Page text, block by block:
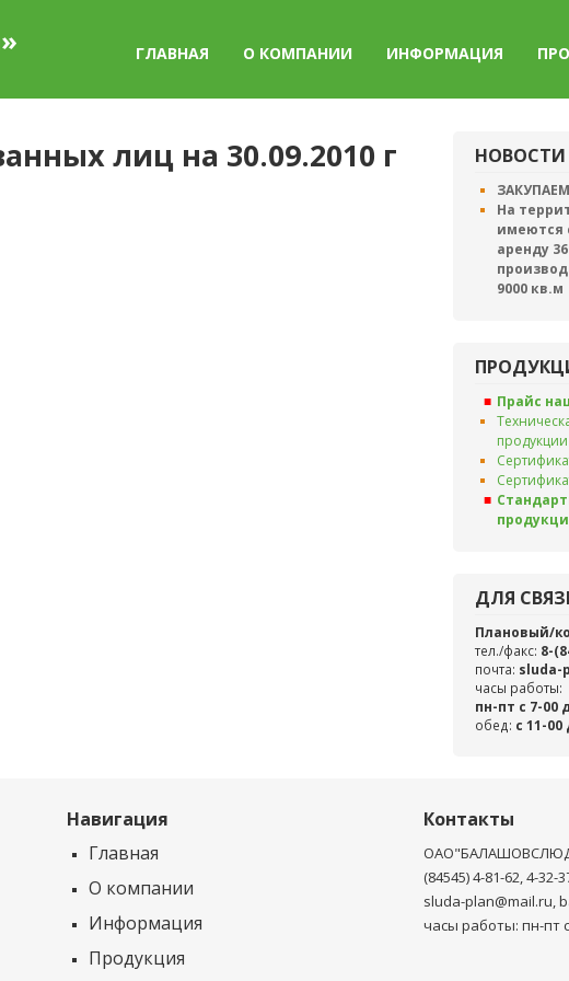
ГЛАВНАЯ О КОМПАНИИ ИНФОРМАЦИЯ
лиц на 30.09.2010 г НОВОСТИ
На
имеются
аренду
9000 кв.м
Прайс
продукции
ДЛЯ
Плановый/
тел./факс: 8-
почта: sluda-
часы работы:
пн-пт с 7-00
обед: c 11-00
Навигация
Главная
О компании
Информация
Продукция
Контакты
(84545) 4-81-62, 4-32-
sluda-plan@mail.ru,
часы работы: пн-пт